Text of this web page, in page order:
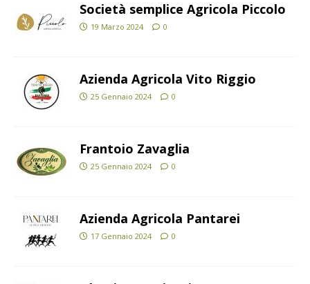
Società semplice Agricola Piccolo
19 Marzo 2024 0
Azienda Agricola Vito Riggio
25 Gennaio 2024 0
Frantoio Zavaglia
25 Gennaio 2024 0
Azienda Agricola Pantarei
17 Gennaio 2024 0